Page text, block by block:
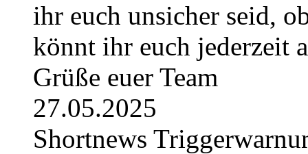
ihr euch unsicher seid,
könnt ihr euch jederzeit
Grüße euer Team
27.05.2025
Shortnews